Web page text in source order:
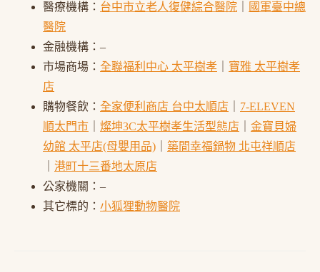
醫療機構： 台中市立老人復健綜合醫院
國軍臺中總
醫院
金融機構：–
市場商場： 全聯福利中心 太平樹孝
寶雅 太平樹孝
店
購物餐飲： 全家便利商店 台中太順店
7-ELEVEN
順太門市
燦坤3C太平樹孝生活型態店
金寶貝婦
幼館 太平店(母嬰用品)
築間幸福鍋物 北屯祥順店
港町十三番地太原店
公家機關：–
其它標的： 小狐狸動物醫院